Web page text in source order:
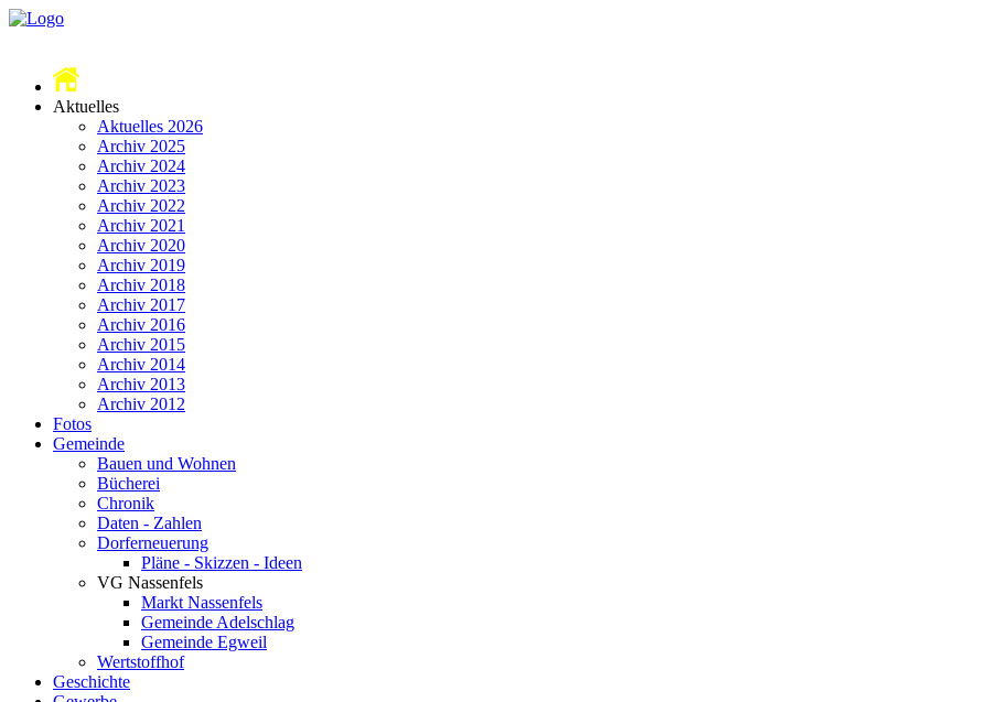
Aktuelles
Aktuelles 2026
Archiv 2025
Archiv 2024
Archiv 2023
Archiv 2022
Archiv 2021
Archiv 2020
Archiv 2019
Archiv 2018
Archiv 2017
Archiv 2016
Archiv 2015
Archiv 2014
Archiv 2013
Archiv 2012
Fotos
Gemeinde
Bauen und Wohnen
Bücherei
Chronik
Daten - Zahlen
Dorferneuerung
Pläne - Skizzen - Ideen
VG Nassenfels
Markt Nassenfels
Gemeinde Adelschlag
Gemeinde Egweil
Wertstoffhof
Geschichte